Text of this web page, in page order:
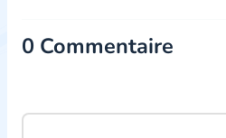
0 Commentaire